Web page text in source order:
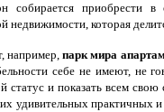
приобрести в
недвижимости, которая
например,парк мира
себе не имеют, не
и показать всем
удивительных